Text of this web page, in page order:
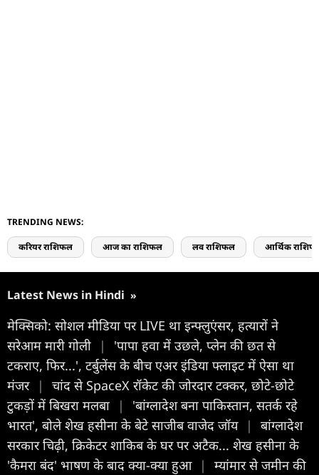
TRENDING NEWS:
करियर राशिफल आज का राशिफल लव राशिफल आर्थिक
Latest News in Hindi »
मेक्सिको: सोशल मीडिया पर LIVE था इन्फ्लुएंसर, हत्यारों ने
सरेआम मारी गोली
|
'पापा हवा में उछले, प्लेन की छत से
टकराए, फिर...', टर्बुलेंस के बीच एअर इंडिया फ्लाइट में ऐसा था
मंजर |
चांद से SpaceX रॉकेट की जोरदार टक्कर, छोटे-छोटे
टुकड़ों में बिखरा मलबा
|
'बांग्लादेश बना पाकिस्तान, सतर्क रहे
भारत', बोले शेख हसीना के बेटे साजीब वाजेद जॉय |
बांग्लादेश
सरकार चिढ़ी, क्रिकेटर शाकिब के घर पर अटैक... शेख हसीना के
'कैमरा बंद' भाषण के बाद क्या-क्या हुआ |
म्यांमार से जमीन की